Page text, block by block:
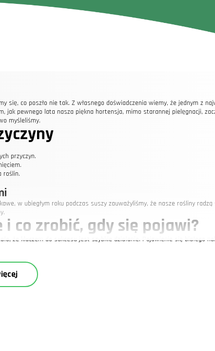
co poszło nie tak. Z własnego doświadczenia wiemy, że jednym z
pewnego lata nasza piękna hortensja, mimo starannej pielęgnacji,
myśleliśmy.
przyczyn.
roślin.
w ubiegłym roku podczas suszy zauważyliśmy, że nasze rośliny radzą
co zrobić, gdy się pojawi?
że kluczem do sukcesu jest szybkie działanie. Pojawienie się białego
czy specjalistyczne środki chemiczne, może skutecznie zwalczać
warto stosować się do kilku podstawowych zasad:
czas na podlewanie.